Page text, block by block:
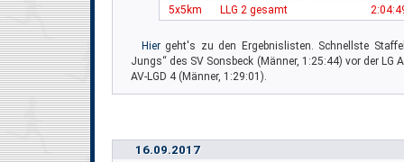
5x5km
LLG 2 gesamt
Hier geht's zu den Ergebnislisten. Schnellste
Jungs“ des SV Sonsbeck (Männer, 1:25:44) vor der
AV-LGD 4 (Männer, 1:29:01).
16.09.2017